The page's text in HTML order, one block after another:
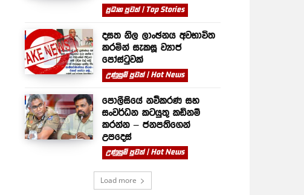
ප්‍රධාන පුවත් | Top Stories
දසත නිල ලාංඡනය අවභාවිත
කරමින් සැකසූ ව්‍යාජ
පෝස්ටුවක්
උණුසුම් පුවත් | Hot News
පොලීසියේ නවීකරණ සහ
සංවර්ධන කටයුතු කඩිනම්
කරන්න – ජනපතිගෙන්
උපදෙස්
උණුසුම් පුවත් | Hot News
Load more